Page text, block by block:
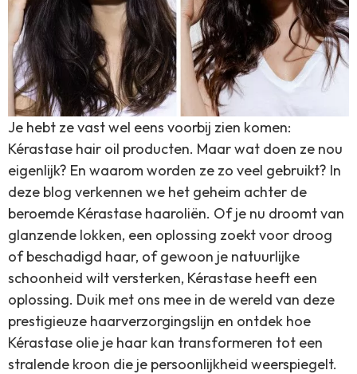
Je hebt ze vast wel eens voorbij zien komen:
Kérastase hair oil producten. Maar wat doen ze nou
eigenlijk? En waarom worden ze zo veel gebruikt? In
deze blog verkennen we het geheim achter de
beroemde Kérastase haaroliën. Of je nu droomt van
glanzende lokken, een oplossing zoekt voor droog
of beschadigd haar, of gewoon je natuurlijke
schoonheid wilt versterken, Kérastase heeft een
oplossing. Duik met ons mee in de wereld van deze
prestigieuze haarverzorgingslijn en ontdek hoe
Kérastase olie je haar kan transformeren tot een
stralende kroon die je persoonlijkheid weerspiegelt.